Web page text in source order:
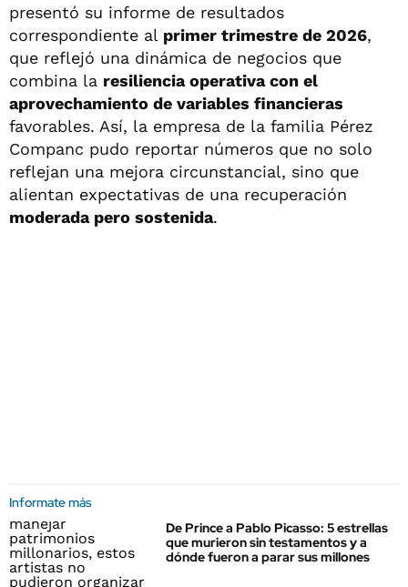
presentó su informe de resultados
correspondiente al primer trimestre de 2026,
que reflejó una dinámica de negocios que
combina la resiliencia operativa con el
aprovechamiento de variables financieras
favorables. Así, la empresa de la familia Pérez
Companc pudo reportar números que no solo
reflejan una mejora circunstancial, sino que
alientan expectativas de una recuperación
moderada pero sostenida.
Informate más
De Prince a Pablo Picasso: 5 estrellas
que murieron sin testamentos y a
dónde fueron a parar sus millones